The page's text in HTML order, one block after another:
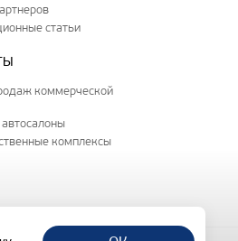
статьи
коммерческой
комплексы